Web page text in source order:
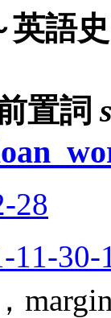
英語
置詞
28
11-30-